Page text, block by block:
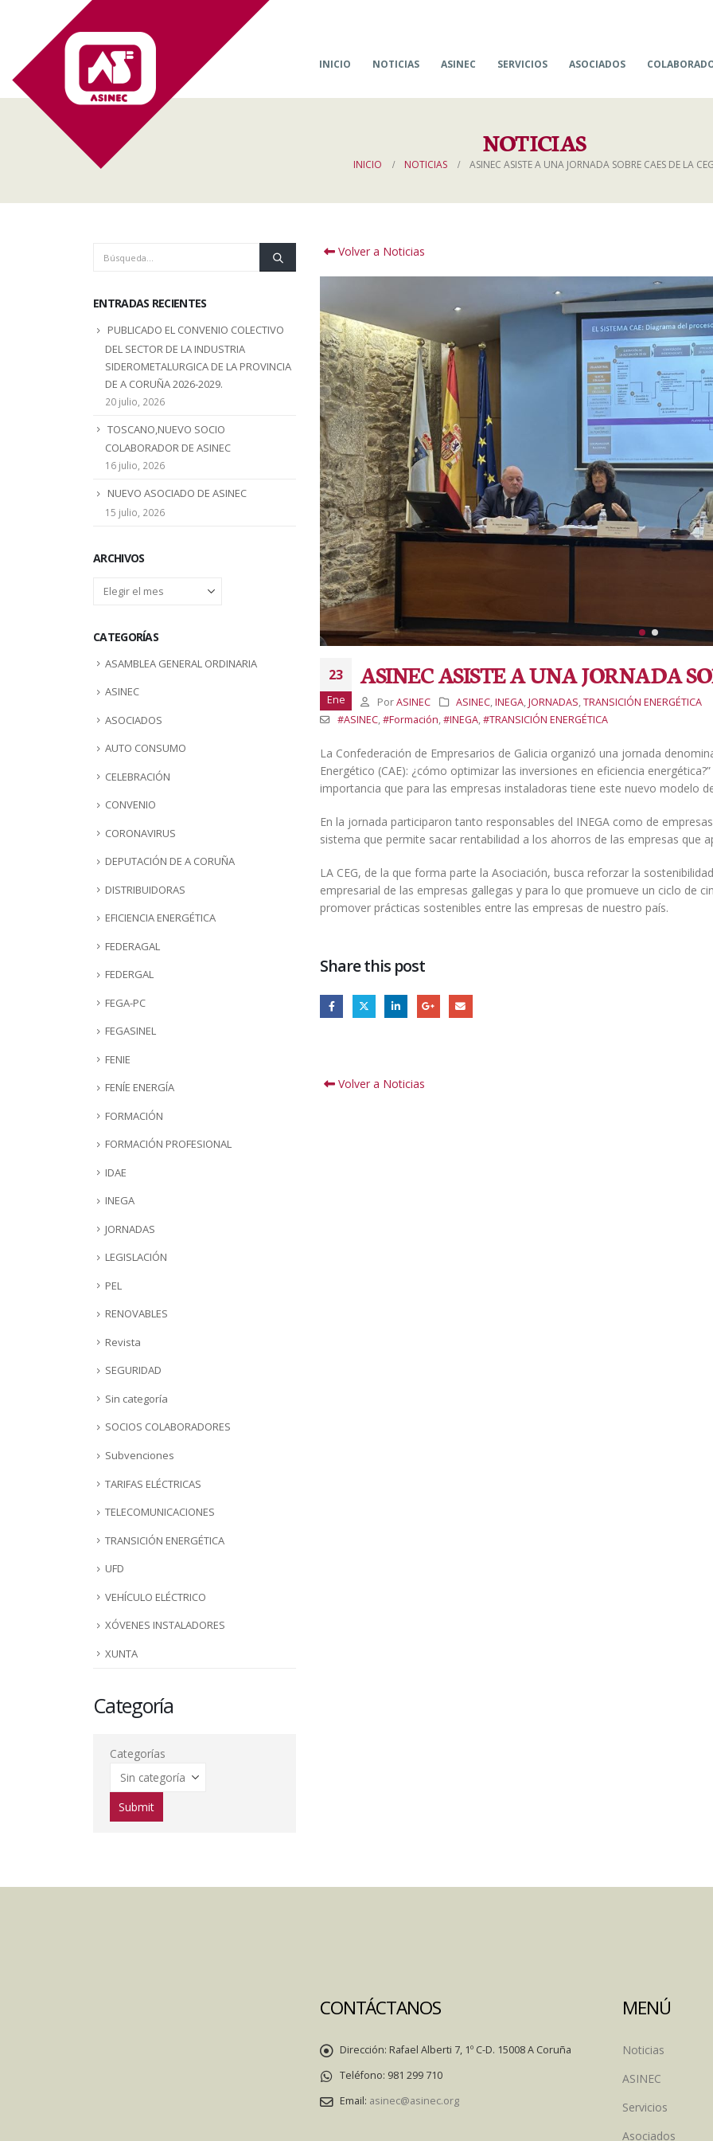
INICIO NOTICIAS ASINEC SERVICIOS ASOCIADOS
NOTICIAS
INICIO NOTICIAS ASINEC ASISTE A UNA JORNADA SOBRE CAES DE LA
Volver a Noticias
23
Ene
ASINEC ASISTE A UNA JORNADA
Por ASINEC ASINEC,INEGA,JORNADAS,TRANSICIÓN ENERGÉTICA
#ASINEC,#Formación,#INEGA,#TRANSICIÓN ENERGÉTICA
La Confederación de Empresarios de Galicia organizó una jornada
Energético (CAE): ¿cómo optimizar las inversiones en eficiencia
importancia que para las empresas instaladoras tiene este nuevo modelo
En la jornada participaron tanto responsables del INEGA como de
sistema que permite sacar rentabilidad a los ahorros de las empresas que
LA CEG, de la que forma parte la Asociación, busca reforzar la
empresarial de las empresas gallegas y para lo que promueve un ciclo de
promover prácticas sostenibles entre las empresas de nuestro país.
Share this post
Volver a Noticias
ENTRADAS RECIENTES
PUBLICADO EL CONVENIO COLECTIVO
DEL SECTOR DE LA INDUSTRIA
SIDEROMETALURGICA DE LA PROVINCIA
DE A CORUÑA 2026-2029.
20 julio, 2026
TOSCANO,NUEVO SOCIO
COLABORADOR DE ASINEC
16 julio, 2026
NUEVO ASOCIADO DE ASINEC
15 julio, 2026
ARCHIVOS
Archivos
CATEGORÍAS
ASAMBLEA GENERAL ORDINARIA
ASINEC
ASOCIADOS
AUTO CONSUMO
CELEBRACIÓN
CONVENIO
CORONAVIRUS
DEPUTACIÓN DE A CORUÑA
DISTRIBUIDORAS
EFICIENCIA ENERGÉTICA
FEDERAGAL
FEDERGAL
FEGA-PC
FEGASINEL
FENIE
FENÍE ENERGÍA
FORMACIÓN
FORMACIÓN PROFESIONAL
IDAE
INEGA
JORNADAS
LEGISLACIÓN
PEL
RENOVABLES
Revista
SEGURIDAD
Sin categoría
SOCIOS COLABORADORES
Subvenciones
TARIFAS ELÉCTRICAS
TELECOMUNICACIONES
TRANSICIÓN ENERGÉTICA
UFD
VEHÍCULO ELÉCTRICO
XÓVENES INSTALADORES
XUNTA
Categoría
Categorías
CONTÁCTANOS
Dirección: Rafael Alberti 7, 1º C-D. 15008 A Coruña
Teléfono: 981 299 710
Email: asinec@asinec.org
MENÚ
Noticias
ASINEC
Servicios
Asociados